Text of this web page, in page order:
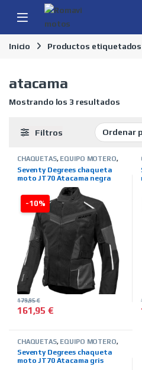
Skip to navigation
Skip to content
Inicio Productos etiquetados
atacama
Mostrando los 3 resultados
Filtros
-10%
CHAQUETAS, EQUIPO MOTERO,
DEGREES ,TIENDA ON LINE,
VERANO
Seventy Degrees chaqueta
moto JT70 Atacama negra
161,95€
179,95€
Este producto tiene múltiples
CHAQUETAS, EQUIPO MOTERO,
SEVENTY
DEGREES ,TIENDA ON LINE,
VERANO
Seventy Degrees chaqueta
moto JT70 Atacama gris